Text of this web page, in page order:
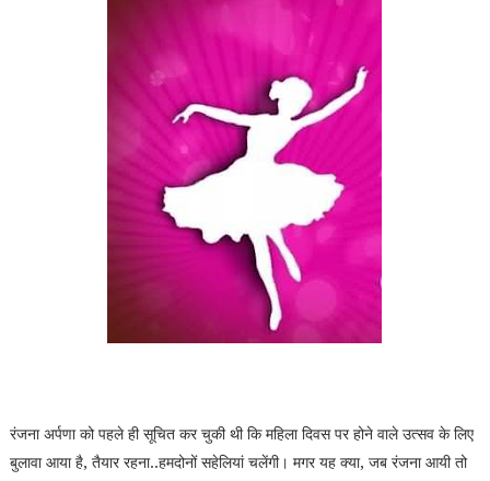
रंजना अर्पणा को पहले ही सूचित कर चुकी थी कि महिला दिवस पर होने वाले उत्सव के लिए
बुलावा आया है, तैयार रहना..हमदोनों सहेलियां चलेंगी। मगर यह क्या, जब रंजना आयी तो